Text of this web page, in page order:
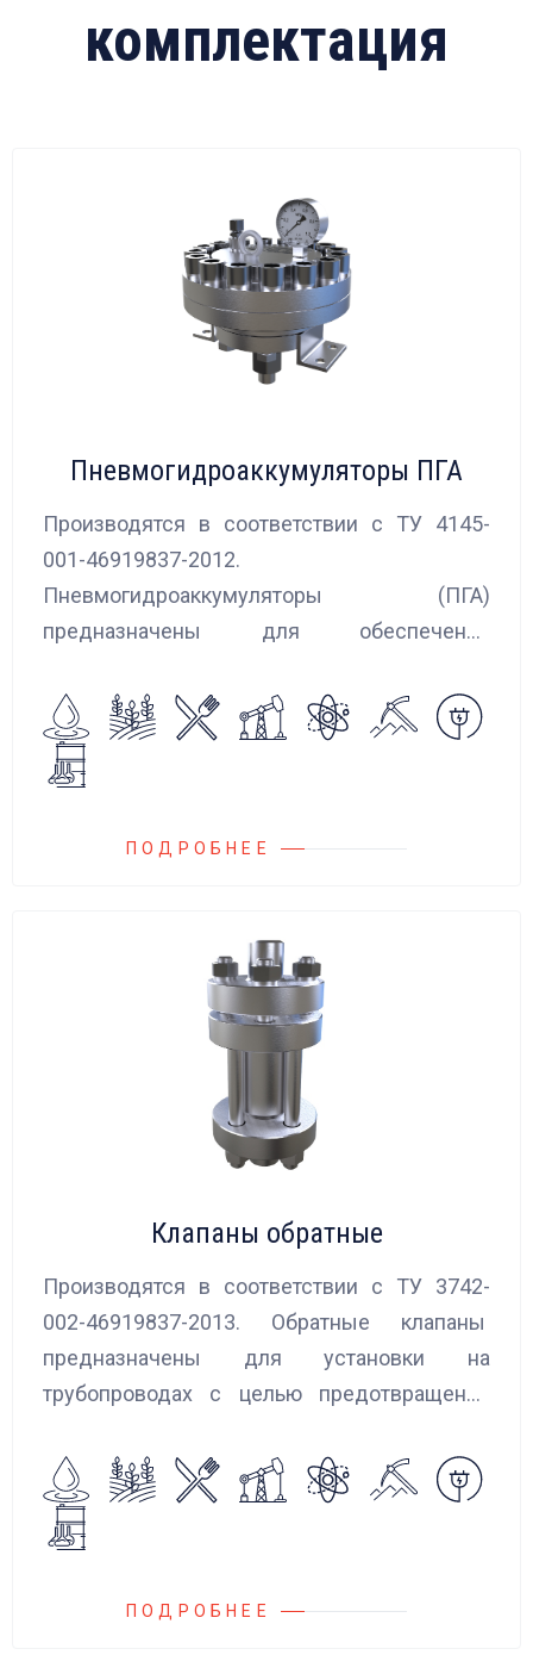
комплектация
Пневмогидроаккумуляторы ПГА
Производятся в соответствии с ТУ 4145-
001-46919837-2012.
Пневмогидроаккумуляторы (ПГА)
предназначены для обеспечения
колебаний потока жидкости, возникающих в
гидравлических системах.
ПОДРОБНЕЕ
Клапаны обратные
Производятся в соответствии с ТУ 3742-
002-46919837-2013. Обратные клапаны
предназначены для установки на
трубопроводах с целью предотвращения
агрессивных жидкостей, эмульсий,
суспензий и пропуска их в прямом
направлении.
ПОДРОБНЕЕ